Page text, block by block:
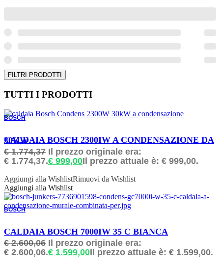
FILTRI PRODOTTI
TUTTI I PRODOTTI
BOSCH
ORDINABILE
CALDAIA BOSCH 2300IW A CONDENSAZIONE DA 30KW
€1.774,37 Il prezzo originale era:
€ 1.774,37.€ 999,00Il prezzo attuale è: € 999,00.
Aggiungi alla WishlistRimuovi da Wishlist
Aggiungi alla Wishlist
BOSCH
ORDINABILE
CALDAIA BOSCH 7000IW 35 C BIANCA
€2.600,06 Il prezzo originale era:
€ 2.600,06.€ 1.599,00Il prezzo attuale è: € 1.599,00.